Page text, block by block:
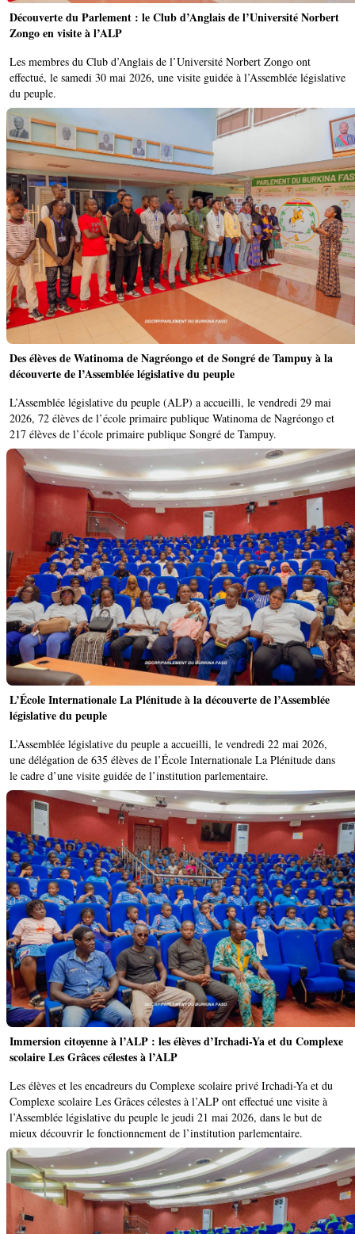
Découverte du Parlement : le Club d’Anglais de l’Université Norbert
Zongo en visite à l’ALP
Les membres du Club d’Anglais de l’Université Norbert Zongo ont
effectué, le samedi 30 mai 2026, une visite guidée à l’Assemblée législative
du peuple.
Des élèves de Watinoma de Nagréongo et de Songré de Tampuy à la
découverte de l’Assemblée législative du peuple ‎
‎L’Assemblée législative du peuple (ALP) a accueilli, le vendredi 29 mai
2026, 72 élèves de l’école primaire publique Watinoma de Nagréongo et
217 élèves de l’école primaire publique Songré de Tampuy. ‎
L’École Internationale La Plénitude à la découverte de l’Assemblée
législative du peuple
L’Assemblée législative du peuple a accueilli, le vendredi 22 mai 2026,
une délégation de 635 élèves de l’École Internationale La Plénitude dans
le cadre d’une visite guidée de l’institution parlementaire.
Immersion citoyenne à l’ALP : les élèves d’Irchadi-Ya et du Complexe
scolaire Les Grâces célestes à l’ALP
Les élèves et les encadreurs du Complexe scolaire privé Irchadi-Ya et du
Complexe scolaire Les Grâces célestes à l’ALP ont effectué une visite à
l’Assemblée législative du peuple le jeudi 21 mai 2026, dans le but de
mieux découvrir le fonctionnement de l’institution parlementaire.